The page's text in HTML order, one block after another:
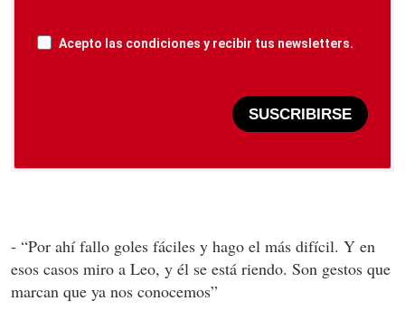
Acepto las condiciones y recibir tus newsletters.
SUSCRIBIRSE
- “Por ahí fallo goles fáciles y hago el más difícil. Y en
esos casos miro a Leo, y él se está riendo. Son gestos que
marcan que ya nos conocemos”